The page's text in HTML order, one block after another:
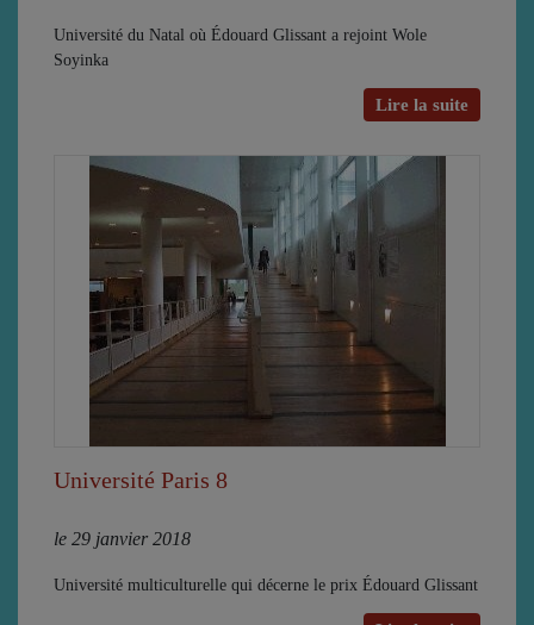
Université du Natal où Édouard Glissant a rejoint Wole
Soyinka
Lire la suite
Université Paris 8
le 29 janvier 2018
Université multiculturelle qui décerne le prix Édouard Glissant